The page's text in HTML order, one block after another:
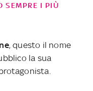
SEMPRE I PIÙ
, questo il nome
la sua